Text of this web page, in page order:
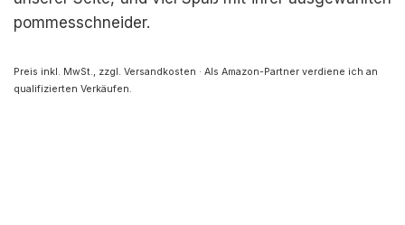
pommesschneider.
Preis inkl. MwSt., zzgl. Versandkosten · Als Amazon-Partner verdiene ich an
qualifizierten Verkäufen.